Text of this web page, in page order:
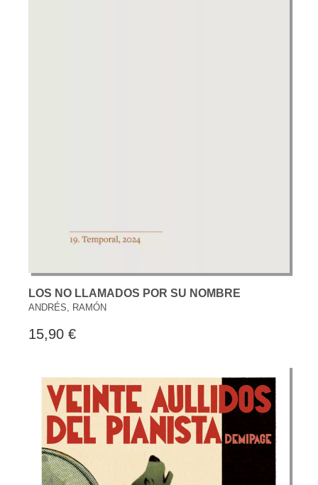
LOS NO LLAMADOS POR SU NOMBRE
ANDRÉS, RAMÓN
15,90 €